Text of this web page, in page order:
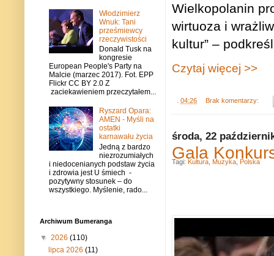
Wielkopolanin
wirtuoza i
kultur” –
Czytaj więcej >>
04:26 Brak komentarzy:
środa, 22
Gala
Tagi: Kultura Muzyka Polska
Włodzimierz
Wnuk: Tani
prześmiewcy
rzeczywistości
Donald Tusk na
kongresie
European People's Party na
Malcie (marzec 2017). Fot. EPP
Flickr CC BY 2.0 Z
zaciekawieniem przeczytałem...
Ryszard Opara:
AMEN - Myśli na
ostatki
karnawału życia
Jedną z bardzo
niezrozumiałych
i niedocenianych podstaw życia
i zdrowia jest U śmiech -
pozytywny stosunek – do
wszystkiego. Myślenie, rado...
Archiwum Bumeranga
▼ 2026 (110)
lipca 2026(11)